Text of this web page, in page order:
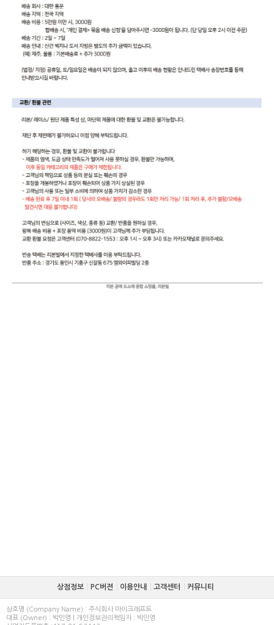
상점정보 PC버젼 이용안내 고객센터 커뮤니티
상호명 (Company Name) : 주식회사 마이크래프트
대표 (Owner) : 박민영 | 개인정보관리책임자 : 박민영